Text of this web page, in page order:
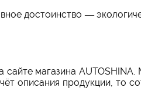
достоинство —
магазина
описания продукции, то